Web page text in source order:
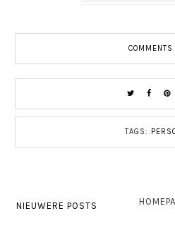
TAGS:
NIEUWERE POSTS